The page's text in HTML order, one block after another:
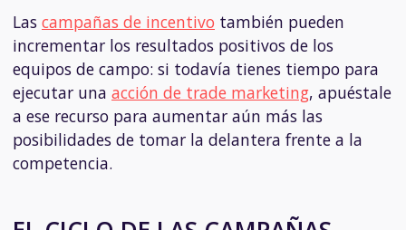
Las campañas de incentivo también pueden
incrementar los resultados positivos de los
equipos de campo: si todavía tienes tiempo para
ejecutar una acción de trade marketing, apuéstale
a ese recurso para aumentar aún más las
posibilidades de tomar la delantera frente a la
competencia.